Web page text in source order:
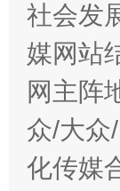
社会发
媒网站
网主阵
众/大众
化传媒